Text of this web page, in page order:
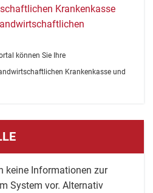
Krankenkasse
können Sie Ihre
Krankenkasse und
keine Informationen zur
System vor. Alternativ